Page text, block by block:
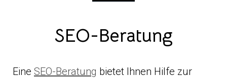
SEO-Beratung
Eine SEO-Beratung bietet Ihnen Hilfe zur